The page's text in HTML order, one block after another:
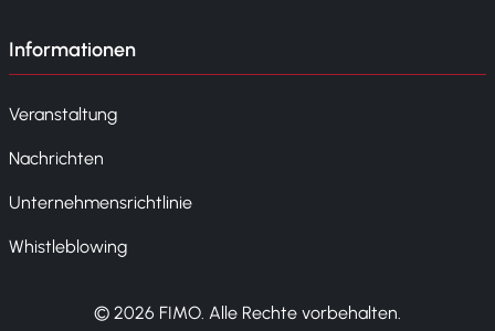
Informationen
Veranstaltung
Nachrichten
Unternehmensrichtlinie
Whistleblowing
© 2026 FIMO. Alle Rechte vorbehalten.